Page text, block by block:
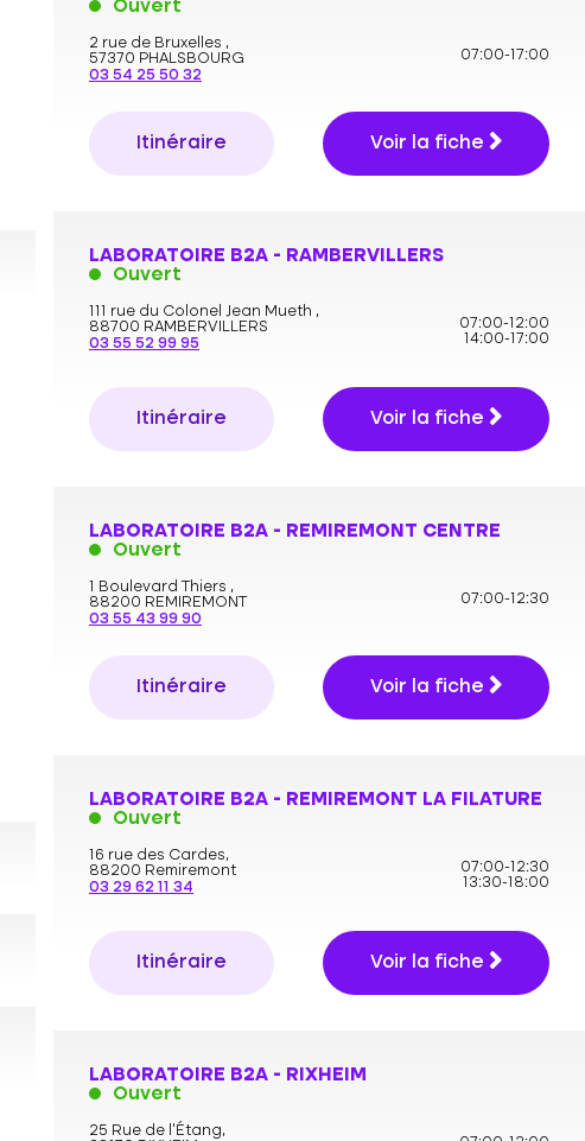
Ouvert
2 rue de Bruxelles ,
57370 PHALSBOURG
03 54 25 50 32
07:00-17:00
Itinéraire Voir la fiche
LABORATOIRE B2A - RAMBERVILLERS
Ouvert
111 rue du Colonel Jean Mueth ,
88700 RAMBERVILLERS
03 55 52 99 95
07:00-12:00
14:00-17:00
Itinéraire Voir la fiche
LABORATOIRE B2A - REMIREMONT CENTRE
Ouvert
1 Boulevard Thiers ,
88200 REMIREMONT
03 55 43 99 90
07:00-12:30
Itinéraire Voir la fiche
LABORATOIRE B2A - REMIREMONT LA FILATURE
Ouvert
16 rue des Cardes,
88200 Remiremont
03 29 62 11 34
07:00-12:30
13:30-18:00
Itinéraire Voir la fiche
LABORATOIRE B2A - RIXHEIM
Ouvert
25 Rue de l'Étang,